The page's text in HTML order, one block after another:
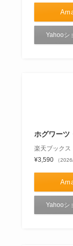
Yahooシ
ホグワー
楽天ブックス
¥3,590
（
Yahooシ